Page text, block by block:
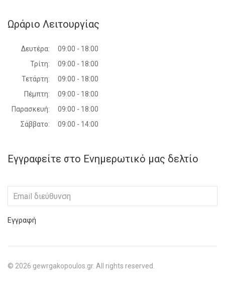
Ωράριο Λειτουργίας
Δευτέρα:
09:00 - 18:00
Τρίτη:
09:00 - 18:00
Τετάρτη:
09:00 - 18:00
Πέμπτη:
09:00 - 18:00
Παρασκευή:
09:00 - 18:00
Σάββατο:
09:00 - 14:00
Εγγραφείτε στο Ενημερωτικό μας δελτίο
Εγγραφή
© 2026 gewrgakopoulos.gr. All rights reserved.